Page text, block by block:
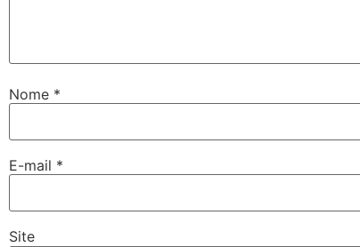
Nome *
E-mail *
Site